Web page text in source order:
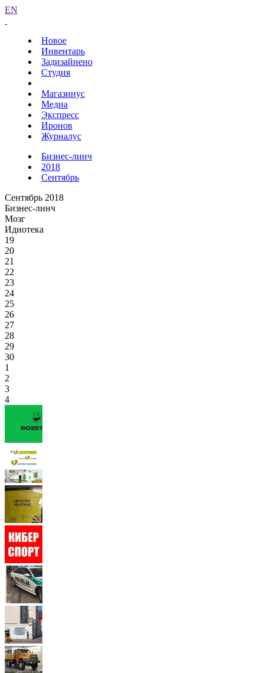
EN
Новое
Инвентарь
Задизайнено
Студия
Магазинус
Медиа
Экспресс
Иронов
Журналус
Бизнес-линч
2018
Сентябрь
Сентябрь 2018
Бизнес-линч
Мозг
Идиотека
19
20
21
22
23
24
25
26
27
28
29
30
1
2
3
4